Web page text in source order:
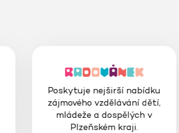
Poskytuje nejširší nabídku
zájmového vzdělávání dětí,
mládeže a dospělých v
Plzeňském kraji.